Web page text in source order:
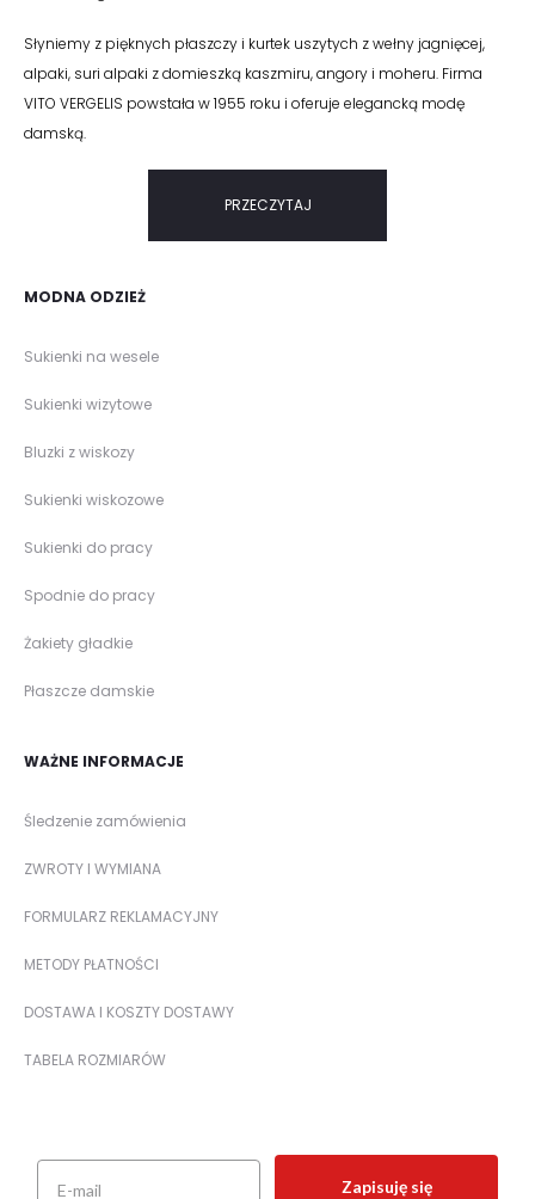
Słyniemy z pięknych płaszczy i kurtek uszytych z wełny jagnięcej,
alpaki, suri alpaki z domieszką kaszmiru, angory i moheru. Firma
VITO VERGELIS powstała w 1955 roku i oferuje elegancką modę
damską.
PRZECZYTAJ
MODNA ODZIEŻ
Sukienki na wesele
Sukienki wizytowe
Bluzki z wiskozy
Sukienki wiskozowe
Sukienki do pracy
Spodnie do pracy
Żakiety gładkie
Płaszcze damskie
WAŻNE INFORMACJE
Śledzenie zamówienia
ZWROTY I WYMIANA
FORMULARZ REKLAMACYJNY
METODY PŁATNOŚCI
DOSTAWA I KOSZTY DOSTAWY
TABELA ROZMIARÓW
Zapisuję się